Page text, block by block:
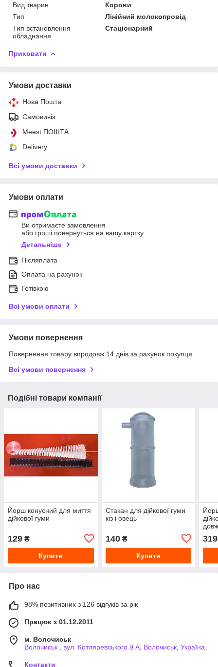
Вид тварин
Корови
Тип
Лінійний молокопровід
Тип встановлення
обладнання
Стаціонарний
Приховати
Умови доставки
Нова Пошта
Самовивіз
Meest ПОШТА
Delivery
Всі умови доставки
Умови оплати
Ви отримаєте замовлення
або гроші повернуться на вашу картку
Детальніше
Післяплата
Оплата на рахунок
Готівкою
Всі умови оплати
Умови повернення
Повернення товару впродовж 14 днів за рахунок покупця
Всі умови повернення
Подібні товари компанії
Йорш конусний для миття
дійкової гуми
129 ₴
Купити
Стакан для дійкової гуми
кіз і овець
140₴
Купити
319
Про нас
98% позитивних з 126 відгуків за рік
Працює з 01.12.2011
м. Волочиськ
Волочиськ , вул. Котляревського 9 А, Волочиськ, Україна
Контакти